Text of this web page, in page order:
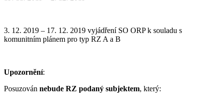
3. 12. 2019 – 17. 12. 2019 vyjádření SO ORP k souladu s
komunitním plánem pro typ RZ A a B
Upozornění:
Posuzován nebude RZ podaný subjektem, který: